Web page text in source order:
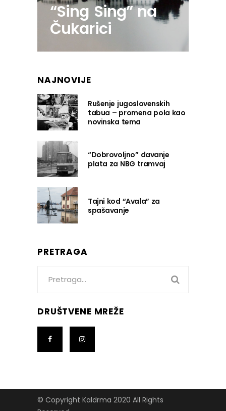
“Sing Sing” na
Čukarici
NAJNOVIJE
Rušenje jugoslovenskih
tabua – promena pola kao
novinska tema
“Dobrovoljno” davanje
plata za NBG tramvaj
Tajni kod “Avala” za
spašavanje
PRETRAGA
DRUŠTVENE MREŽE
© Copyright Kaldrma 2020 All Rights